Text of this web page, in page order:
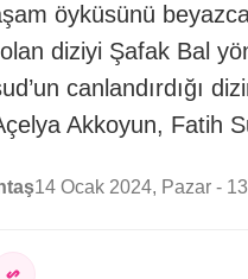
öyküsünü
diziyi Şafak Bal
canlandırdığı
Akkoyun, Fatih
14 Ocak 2024, Pazar -